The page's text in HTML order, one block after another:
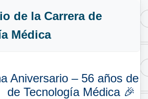
de la Carrera de
Médica
Aniversario – 56 años de
de Tecnología Médica 🎉